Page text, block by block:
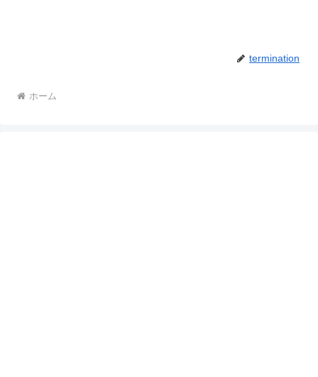
termination
ホーム